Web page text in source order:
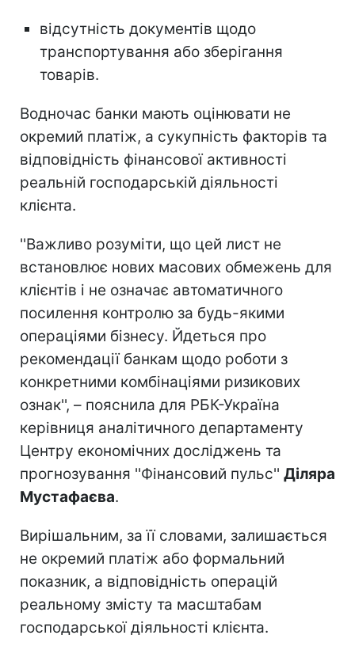
відсутність документів щодо
транспортування або зберігання
товарів.
Водночас банки мають оцінювати не
окремий платіж, а сукупність факторів та
відповідність фінансової активності
реальній господарській діяльності
клієнта.
''Важливо розуміти, що цей лист не
встановлює нових масових обмежень для
клієнтів і не означає автоматичного
посилення контролю за будь-якими
операціями бізнесу. Йдеться про
рекомендації банкам щодо роботи з
конкретними комбінаціями ризикових
ознак'', – пояснила для РБК-Україна
керівниця аналітичного департаменту
Центру економічних досліджень та
прогнозування ''Фінансовий пульс'' Діляра
Мустафаєва.
Вирішальним, за її словами, залишається
не окремий платіж або формальний
показник, а відповідність операцій
реальному змісту та масштабам
господарської діяльності клієнта.